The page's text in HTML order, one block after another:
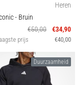
Heren
- Bruin
€50,00
€34,90
prijs €40,00
Duurzaamheid